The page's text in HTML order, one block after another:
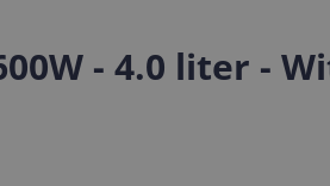
categorieën gevonden.
- 4.0 liter -